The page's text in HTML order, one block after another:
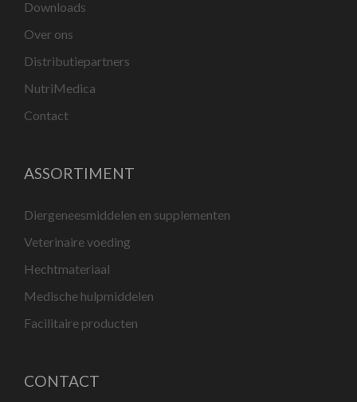
Downloads
Over ons
Distributiepartners
NutriMedica
Contact
ASSORTIMENT
Diergeneesmiddelen en supplementen
Veterinaire voeding
Hechtmateriaal
Medische hulpmiddelen
Facilitaire producten
CONTACT